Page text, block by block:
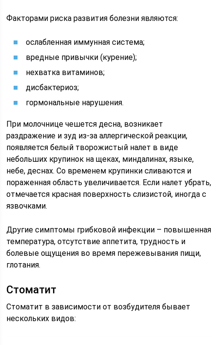
Факторами риска развития болезни являются:
ослабленная иммунная система;
вредные привычки (курение);
нехватка витаминов;
дисбактериоз;
гормональные нарушения.
При молочнице чешется десна, возникает
раздражение и зуд из-за аллергической реакции,
появляется белый творожистый налет в виде
небольших крупинок на щеках, миндалинах, языке,
небе, деснах. Со временем крупинки сливаются и
пораженная область увеличивается. Если налет убрать,
отмечается красная поверхность слизистой, иногда с
язвочками.
Другие симптомы грибковой инфекции – повышенная
температура, отсутствие аппетита, трудность и
болевые ощущения во время пережевывания пищи,
глотания.
Стоматит
Стоматит в зависимости от возбудителя бывает
нескольких видов: